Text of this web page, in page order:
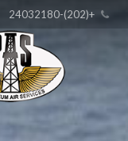
+(202)-24032180